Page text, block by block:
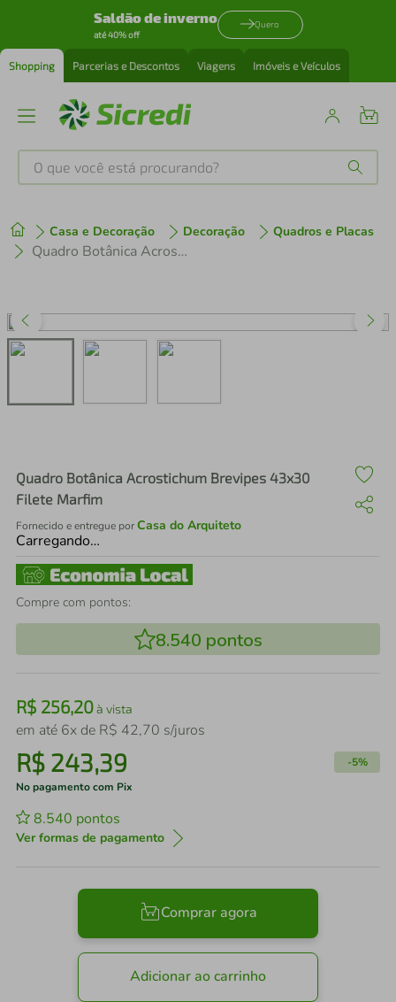
Saldão de inverno
até 40% off
Quero
Shopping Parcerias e Descontos Viagens Imóveis e Veículos
O que você está procurando?
Casa e Decoração Decoração Quadros e Placas
Quadro Botânica Acrostichum Brevipes 43x30 Filete Marfim
Quadro Botânica Acrostichum Brevipes 43x30
Filete Marfim
Fornecido e entregue porCasa do Arquiteto
Carregando…
Compre com pontos:
8.540 pontos
R$ 256,20à vista
em até 6x de R$ 42,70 s/juros
R$ 243,39 -5%
No pagamento com Pix
8.540 pontos
Ver formas de pagamento
Comprar agora
Adicionar ao carrinho
1º tenis
perfume